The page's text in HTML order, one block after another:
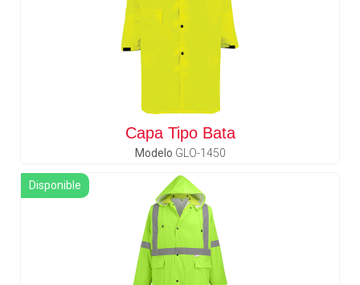
Capa Tipo Bata
Modelo GLO-1450
Disponible